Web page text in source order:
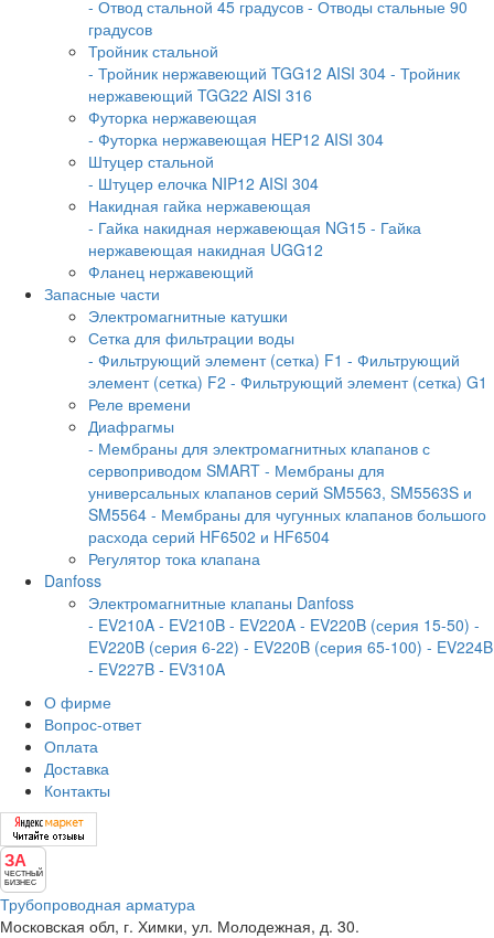
- Отвод стальной 45 градусов - Отводы стальные 90
градусов
Тройник стальной
- Тройник нержавеющий TGG12 AISI 304 - Тройник
нержавеющий TGG22 AISI 316
Футорка нержавеющая
- Футорка нержавеющая HEP12 AISI 304
Штуцер стальной
- Штуцер елочка NIP12 AISI 304
Накидная гайка нержавеющая
- Гайка накидная нержавеющая NG15 - Гайка
нержавеющая накидная UGG12
Фланец нержавеющий
Запасные части
Электромагнитные катушки
Сетка для фильтрации воды
- Фильтрующий элемент (сетка) F1 - Фильтрующий
элемент (сетка) F2 - Фильтрующий элемент (сетка) G1
Реле времени
Диафрагмы
- Мембраны для электромагнитных клапанов с
сервоприводом SMART - Мембраны для
универсальных клапанов серий SM5563, SM5563S и
SM5564 - Мембраны для чугунных клапанов большого
расхода серий HF6502 и HF6504
Регулятор тока клапана
Danfoss
Электромагнитные клапаны Danfoss
- EV210A - EV210B - EV220A - EV220B (серия 15-50) -
EV220B (серия 6-22) - EV220B (серия 65-100) - EV224B
- EV227B - EV310A
О фирме
Вопрос-ответ
Оплата
Доставка
Контакты
ЗА
ЧЕСТНЫЙ
БИЗНЕС
Трубопроводная арматура
Московская обл, г. Химки, ул. Молодежная, д. 30.